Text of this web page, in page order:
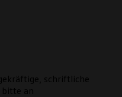
schriftliche
bitte an